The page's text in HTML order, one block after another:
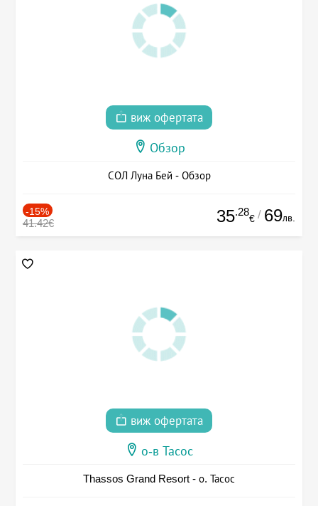
виж офертата
Обзор
СОЛ Луна Бей - Обзор
-15%
41.42€ 35.28
€ / 69лв.
виж офертата
о-в Тасос
Thassos Grand Resort - о. Тасос